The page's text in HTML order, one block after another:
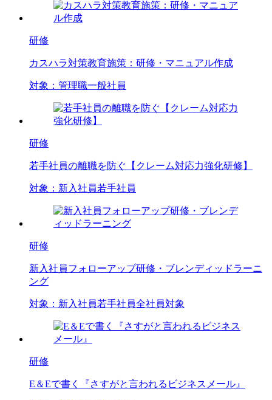
研修
カスハラ対策教育施策：研修・マニュアル作成
対象： 管理職一般社員
研修
若手社員の離職を防ぐ【クレーム対応力強化研修】
対象： 新入社員若手社員
研修
新入社員フォローアップ研修・ブレンディッドラーニ
ング
対象： 新入社員若手社員全社員対象
研修
E＆Eで書く『さすがと言われるビジネスメール』